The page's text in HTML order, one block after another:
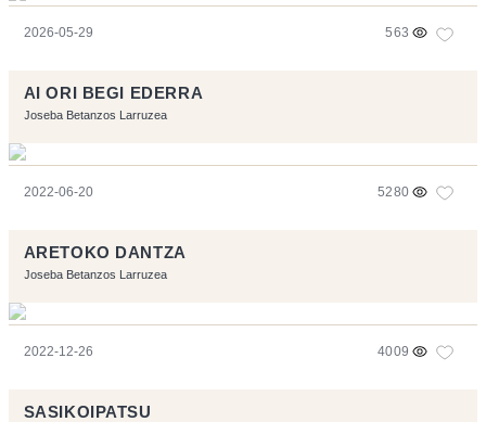
2026-05-29 563
AI ORI BEGI EDERRA
Joseba Betanzos Larruzea
2022-06-20 5280
ARETOKO DANTZA
Joseba Betanzos Larruzea
2022-12-26 4009
SASIKOIPATSU